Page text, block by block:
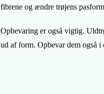
fibrene og ændre trøjens
Opbevaring er også vigtig.
ud af form. Opbevar dem også